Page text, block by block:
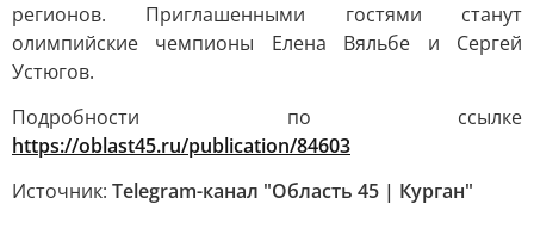
регионов. Приглашенными гостями станут
олимпийские чемпионы Елена Вяльбе и Сергей
Устюгов.
Подробности по ссылке
https://oblast45.ru/publication/84603
Источник: Telegram-канал "Область 45 | Курган"